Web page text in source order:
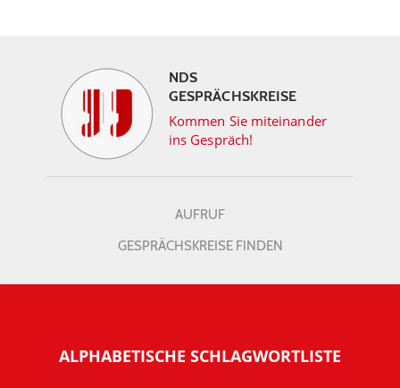
NDS
GESPRÄCHSKREISE
Kommen Sie miteinander
ins Gespräch!
AUFRUF
GESPRÄCHSKREISE FINDEN
ALPHABETISCHE SCHLAGWORTLISTE